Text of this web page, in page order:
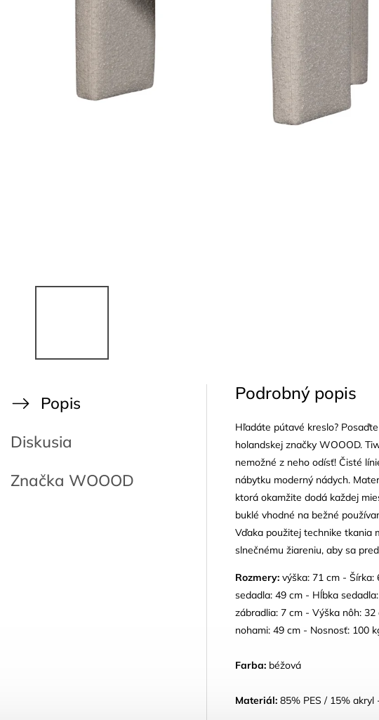
Popis
Diskusia
Značka WOOOD
Podrobný popis
Hľadáte pútavé kreslo?
holandskej značky WOOOD.
nemožné z neho odísť! Čisté
nábytku moderný nádych.
ktorá okamžite dodá každej
buklé vhodné na bežné
Vďaka použitej technike tkania
slnečnému žiareniu, aby sa
Rozmery: výška: 71 cm -
sedadla: 49 cm - Hĺbka
zábradlia: 7 cm - Výška nôh:
nohami: 49 cm - Nosnosť: 100
Farba: béžová
Materiál: 85% PES / 15% akryl